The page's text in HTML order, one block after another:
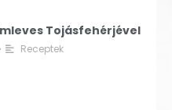
Tojásfehérjével
• Receptek